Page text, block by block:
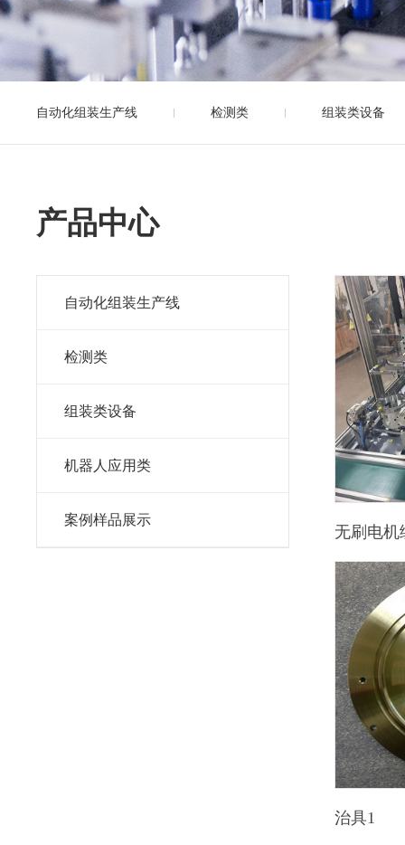
自动化组装生产线 检测类 组装类设备
产品中心
自动化组装生产线
检测类
组装类设备
机器人应用类
案例样品展示
无刷电机
治具1